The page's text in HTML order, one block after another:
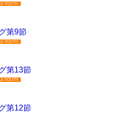
Jr.YOUTH
第9節
Jr.YOUTH
第13節
Jr.YOUTH
第12節